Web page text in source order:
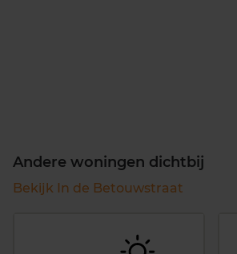
Andere woningen dichtbij
Bekijk In de Betouwstraat